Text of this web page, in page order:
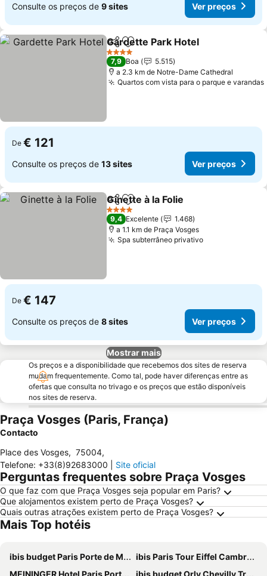
Consulte os preços de 9 sites Ver preços
PartilharAdicionar aos favoritos
Gardette Park Hotel
4 Estrelas
7,9 Boa
5.515
a 2.3 km de Notre-Dame Cathedral
Quartos com vista para o parque e varandas
De € 121
Consulte os preços de 13 sites Ver preços
PartilharAdicionar aos favoritos
Ginette à la Folie
4 Estrelas
9,4 Excelente
1.468
a 1.1 km de Praça Vosges
Spa subterrâneo privativoVer preços
De € 147
Consulte os preços de 8 sites Ver preços
Mostrar mais
Os preços e a disponibilidade que recebemos dos sites de reserva
mudam frequentemente. Como tal, pode haver diferenças entre as
ofertas que consulta no trivago e os preços que estão disponíveis
nos sites de reserva.
Praça Vosges (Paris, França)
Contacto
Place des Vosges, 75004,
Telefone: +33(8)92683000 Site oficial
Perguntas frequentes sobre Praça Vosges
O que faz com que Praça Vosges seja popular em Paris?
Que alojamentos existem perto de Praça Vosges?
Quais outras atrações existem perto de Praça Vosges?
Mais Top hotéis
ibis budget Paris Porte de Montmartre
ibis Paris Tour Eiffel Cambronne 15ème
MEININGER Hotel Paris Porte De Vincennes
ibis budget Orly Chevilly Tram 7